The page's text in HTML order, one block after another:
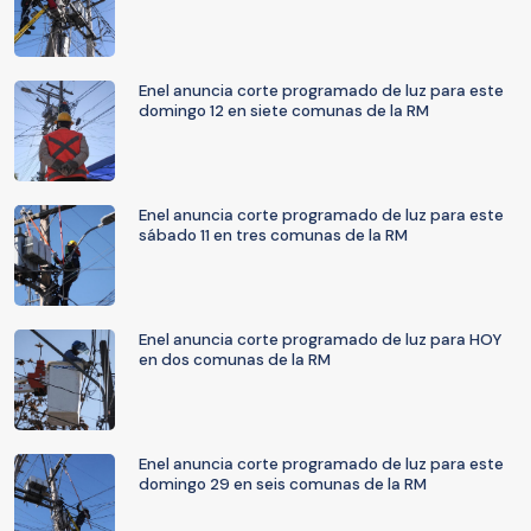
Enel anuncia corte programado de luz para este
domingo 12 en siete comunas de la RM
Enel anuncia corte programado de luz para este
sábado 11 en tres comunas de la RM
Enel anuncia corte programado de luz para HOY
en dos comunas de la RM
Enel anuncia corte programado de luz para este
domingo 29 en seis comunas de la RM